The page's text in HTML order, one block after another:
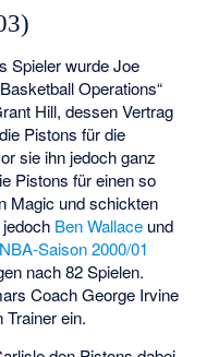
Spieler wurde Joe
Operations“
Hill, dessen Vertrag
Pistons für die
sie ihn jedoch ganz
Pistons für einen so
Magic und schickten
Ben Wallace und
NBA-Saison 2000/01
nach 82 Spielen.
CoachGeorge Irvine
Trainer ein.